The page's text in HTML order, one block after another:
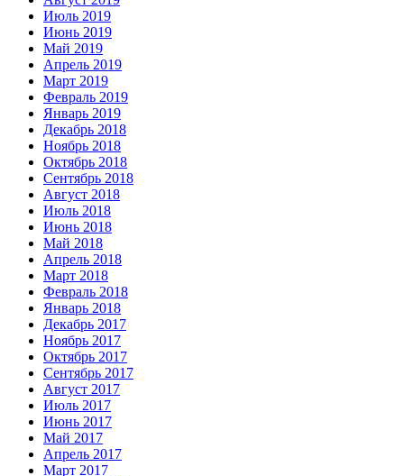
Июль 2019
Июнь 2019
Май 2019
Апрель 2019
Март 2019
Февраль 2019
Январь 2019
Декабрь 2018
Ноябрь 2018
Октябрь 2018
Сентябрь 2018
Август 2018
Июль 2018
Июнь 2018
Май 2018
Апрель 2018
Март 2018
Февраль 2018
Январь 2018
Декабрь 2017
Ноябрь 2017
Октябрь 2017
Сентябрь 2017
Август 2017
Июль 2017
Июнь 2017
Май 2017
Апрель 2017
Март 2017